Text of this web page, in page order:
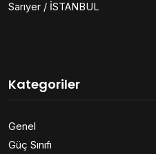
Sarıyer / İSTANBUL
Kategoriler
Genel
Güç Sınıfı